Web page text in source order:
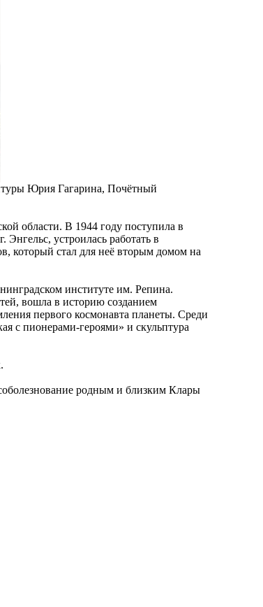
Юрия Гагарина, Почётный
области. В 1944 году поступила в
устроилась работать в
который стал для неё вторым домом на
институте им. Репина.
вошла в историю созданием
первого космонавта планеты. Среди
с пионерами-героями» и скульптура
родным и близким Клары